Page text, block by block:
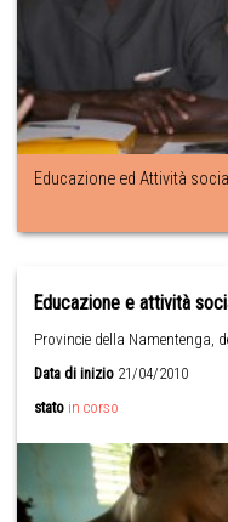
Educazione ed Attività
Educazione e attività
Provincie della Namentenga,
Data di inizio 21/04/2010
stato in corso